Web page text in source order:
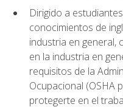
Dirigido a
conocimientos de
industria en general,
en la industria en
requisitos de la
Ocupacional (OSHA
protegerte en el